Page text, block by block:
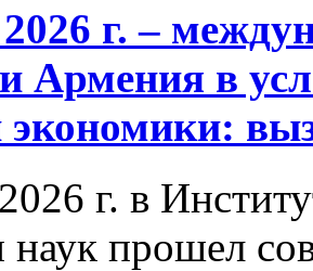
г. –
Армения в
г. в
наук прошел